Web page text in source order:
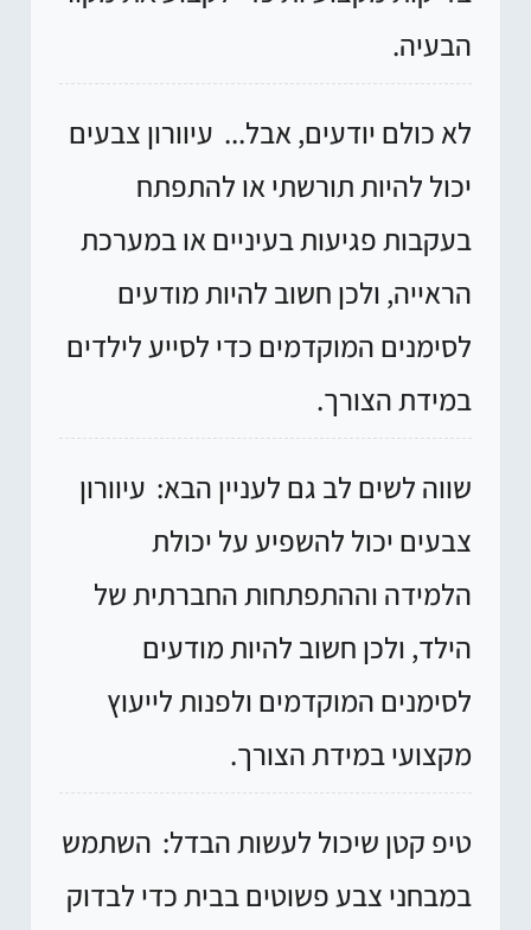
הבעיה.
לא כולם יודעים, אבל... עיוורון צבעים
יכול להיות תורשתי או להתפתח
בעקבות פגיעות בעיניים או במערכת
הראייה, ולכן חשוב להיות מודעים
לסימנים המוקדמים כדי לסייע לילדים
במידת הצורך.
שווה לשים לב גם לעניין הבא: עיוורון
צבעים יכול להשפיע על יכולת
הלמידה וההתפתחות החברתית של
הילד, ולכן חשוב להיות מודעים
לסימנים המוקדמים ולפנות לייעוץ
מקצועי במידת הצורך.
טיפ קטן שיכול לעשות הבדל: השתמש
במבחני צבע פשוטים בבית כדי לבדוק